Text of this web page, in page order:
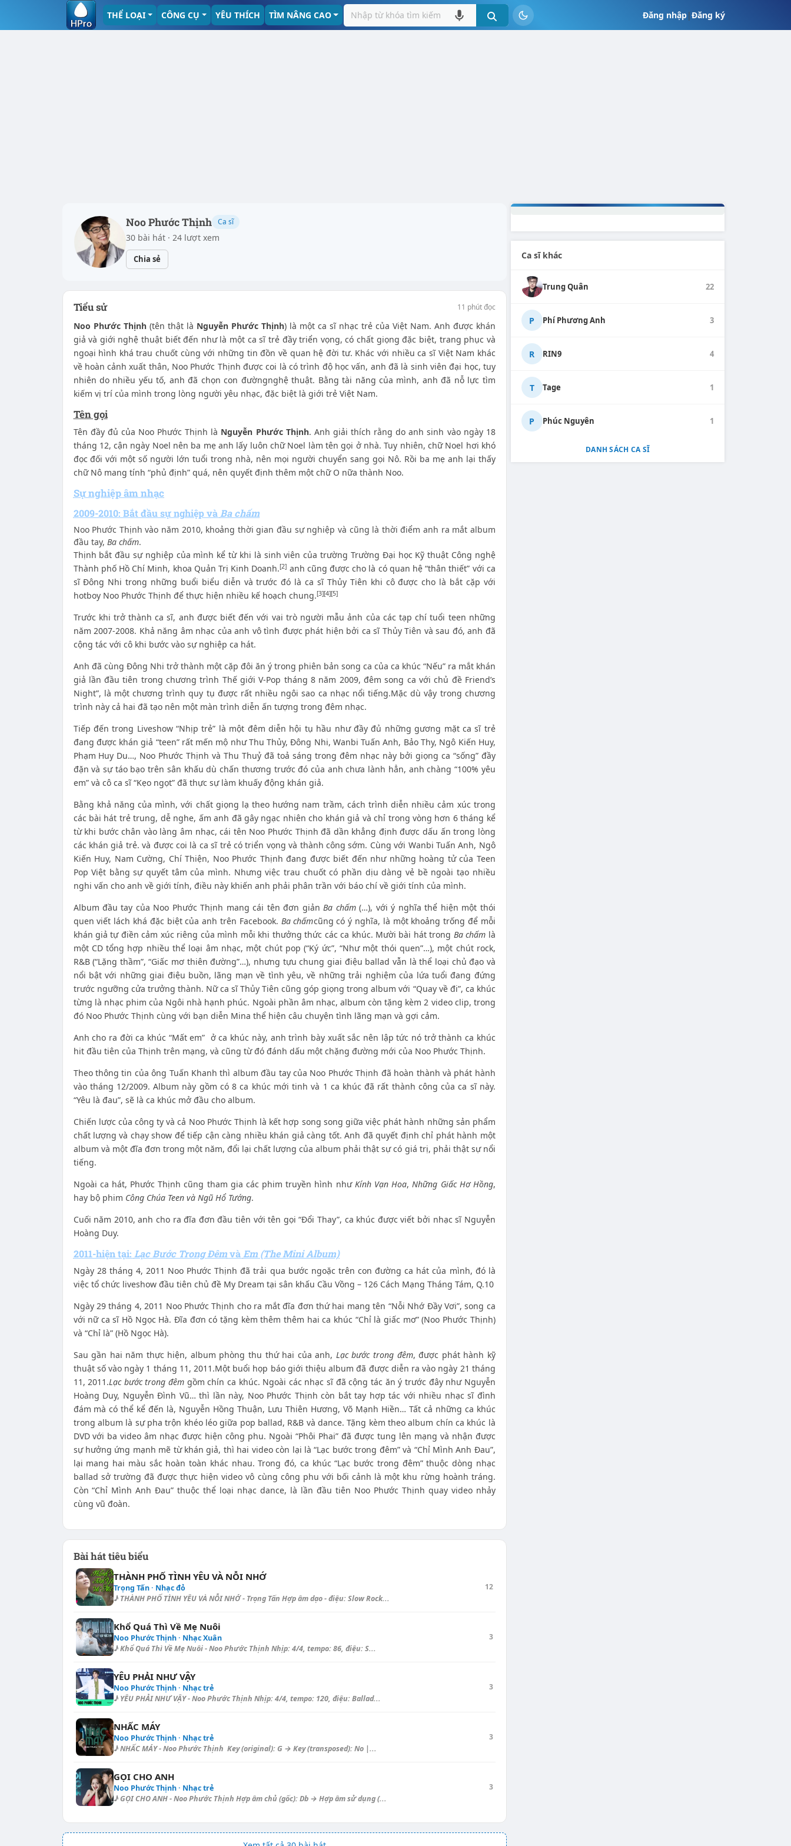
Đăng nhập|Đăng ký
THỂ LOẠI CÔNG CỤ YÊU THÍCH TÌM NÂNG CAO
Noo Phước Thịnh Ca sĩ
30 bài hát · 24 lượt xem
Chia sẻ
Tiểu sử 11 phút đọc
Noo Phước Thịnh(tên thật là Nguyễn Phước Thịnh) là một ca sĩ nhạc trẻ của Việt Nam. Anh được khán
giả và giới nghệ thuật biết đến như là một ca sĩ trẻ đầy triển vọng, có chất giọng đặc biệt, trang phục và
ngoại hình khá trau chuốt cùng với những tin đồn về quan hệ đời tư. Khác với nhiều ca sĩ Việt Nam khác
về hoàn cảnh xuất thân, Noo Phước Thịnh được coi là có trình độ học vấn, anh đã là sinh viên đại học, tuy
nhiên do nhiều yếu tố, anh đã chọn con đườngnghệ thuật. Bằng tài năng của mình, anh đã nỗ lực tìm
kiếm vị trí của mình trong lòng người yêu nhạc, đặc biệt là giới trẻ Việt Nam.
Tên gọi
Tên đầy đủ của Noo Phước Thịnh là Nguyễn Phước Thịnh. Anh giải thích rằng do anh sinh vào ngày 18
tháng 12, cận ngày Noel nên ba mẹ anh lấy luôn chữ Noel làm tên gọi ở nhà. Tuy nhiên, chữ Noel hơi khó
đọc đối với một số người lớn tuổi trong nhà, nên mọi người chuyển sang gọi Nô. Rồi ba mẹ anh lại thấy
chữ Nô mang tính “phủ định” quá, nên quyết định thêm một chữ O nữa thành Noo.
Sự nghiệp âm nhạc
2009-2010: Bắt đầu sự nghiệp và Ba chấm
Noo Phước Thịnh vào năm 2010, khoảng thời gian đầu sự nghiệp và cũng là thời điểm anh ra mắt album
đầu tay, Ba chấm.
Thịnh bắt đầu sự nghiệp của mình kể từ khi là sinh viên của trường Trường Đại học Kỹ thuật Công nghệ
Thành phố Hồ Chí Minh, khoa Quản Trị Kinh Doanh.[2] anh cũng được cho là có quan hệ “thân thiết” với ca
sĩ Đông Nhi trong những buổi biểu diễn và trước đó là ca sĩ Thủy Tiên khi cô được cho là bắt cặp với
hotboy Noo Phước Thịnh để thực hiện nhiều kế hoạch chung.[3][4][5]
Trước khi trở thành ca sĩ, anh được biết đến với vai trò người mẫu ảnh của các tạp chí tuổi teen những
năm 2007-2008. Khả năng âm nhạc của anh vô tình được phát hiện bởi ca sĩ Thủy Tiên và sau đó, anh đã
cộng tác với cô khi bước vào sự nghiệp ca hát.
Anh đã cùng Đông Nhi trở thành một cặp đôi ăn ý trong phiên bản song ca của ca khúc “Nếu” ra mắt khán
giả lần đầu tiên trong chương trình Thế giới V-Pop tháng 8 năm 2009, đêm song ca với chủ đề Friend’s
Night”, là một chương trình quy tụ được rất nhiều ngôi sao ca nhạc nổi tiếng.Mặc dù vậy trong chương
trình này cả hai đã tạo nên một màn trình diễn ấn tượng trong đêm nhạc.
Tiếp đến trong Liveshow “Nhịp trẻ” là một đêm diễn hội tụ hầu như đầy đủ những gương mặt ca sĩ trẻ
đang được khán giả “teen” rất mến mộ như Thu Thủy, Đông Nhi, Wanbi Tuấn Anh, Bảo Thy, Ngô Kiến Huy,
Phạm Huy Du…, Noo Phước Thịnh và Thu Thuỷ đã toả sáng trong đêm nhạc này bởi giọng ca “sống” đầy
đặn và sự táo bạo trên sân khấu dù chấn thương trước đó của anh chưa lành hẳn, anh chàng “100% yêu
em” và cô ca sĩ “Kẹo ngọt” đã thực sự làm khuấy động khán giả.
Bằng khả năng của mình, với chất giọng lạ theo hướng nam trầm, cách trình diễn nhiều cảm xúc trong
các bài hát trẻ trung, dễ nghe, ấm anh đã gây ngạc nhiên cho khán giả và chỉ trong vòng hơn 6 tháng kể
từ khi bước chân vào làng âm nhạc, cái tên Noo Phước Thịnh đã dần khẳng định được dấu ấn trong lòng
các khán giả trẻ. và được coi là ca sĩ trẻ có triển vọng và thành công sớm. Cùng với Wanbi Tuấn Anh, Ngô
Kiến Huy, Nam Cường, Chí Thiện, Noo Phước Thịnh đang được biết đến như những hoàng tử của Teen
Pop Việt bằng sự quyết tâm của mình. Nhưng việc trau chuốt có phần dịu dàng vẻ bề ngoài tạo nhiều
nghi vấn cho anh về giới tính, điều này khiến anh phải phân trần với báo chí về giới tính của mình.
Album đầu tay của Noo Phước Thịnh mang cái tên đơn giảnBa chấm(…), với ý nghĩa thể hiện một thói
quen viết lách khá đặc biệt của anh trên Facebook. Ba chấmcũng có ý nghĩa, là một khoảng trống để mỗi
khán giả tự điền cảm xúc riêng của mình mỗi khi thưởng thức các ca khúc. Mười bài hát trong Ba chấm là
một CD tổng hợp nhiều thể loại âm nhạc, một chút pop (“Ký ức”, “Như một thói quen”…), một chút rock,
R&B (“Lặng thầm”, “Giấc mơ thiên đường”…), nhưng tựu chung giai điệu ballad vẫn là thể loại chủ đạo và
nổi bật với những giai điệu buồn, lãng mạn về tình yêu, về những trải nghiệm của lứa tuổi đang đứng
trước ngưỡng cửa trưởng thành. Nữ ca sĩ Thủy Tiên cũng góp giọng trong album với “Quay về đi”, ca khúc
từng là nhạc phim của Ngôi nhà hạnh phúc. Ngoài phần âm nhạc, album còn tặng kèm 2 video clip, trong
đó Noo Phước Thịnh cùng với bạn diễn Mina thể hiện câu chuyện tình lãng mạn và gợi cảm.
Anh cho ra đời ca khúc “Mất em” ở ca khúc này, anh trình bày xuất sắc nên lập tức nó trở thành ca khúc
hit đầu tiên của Thịnh trên mạng, và cũng từ đó đánh dấu một chặng đường mới của Noo Phước Thịnh.
Theo thông tin của ông Tuấn Khanh thì album đầu tay của Noo Phước Thịnh đã hoàn thành và phát hành
vào tháng 12/2009. Album này gồm có 8 ca khúc mới tinh và 1 ca khúc đã rất thành công của ca sĩ này.
“Yêu là đau”, sẽ là ca khúc mở đầu cho album.
Chiến lược của công ty và cả Noo Phước Thịnh là kết hợp song song giữa việc phát hành những sản phẩm
chất lượng và chạy show để tiếp cận càng nhiều khán giả càng tốt. Anh đã quyết định chỉ phát hành một
album và một đĩa đơn trong một năm, đổi lại chất lượng của album phải thật sự có giá trị, phải thật sự nổi
tiếng.
Ngoài ca hát, Phước Thịnh cũng tham gia các phim truyền hình như Kính Vạn Hoa,Những Giấc Hơ Hồng,
hay bộ phim Công Chúa Teen và Ngũ Hổ Tướng.
Cuối năm 2010, anh cho ra đĩa đơn đầu tiên với tên gọi “Đổi Thay”, ca khúc được viết bởi nhạc sĩ Nguyễn
Hoàng Duy.
2011-hiện tại: Lạc Bước Trong Đêmvà Em (The Mini Album)
Ngày 28 tháng 4, 2011 Noo Phước Thịnh đã trải qua bước ngoặc trên con đường ca hát của mình, đó là
việc tổ chức liveshow đầu tiên chủ đề My Dream tại sân khấu Cầu Vồng – 126 Cách Mạng Tháng Tám, Q.10
Ngày 29 tháng 4, 2011 Noo Phước Thịnh cho ra mắt đĩa đơn thứ hai mang tên “Nỗi Nhớ Đầy Vơi”, song ca
với nữ ca sĩ Hồ Ngọc Hà. Đĩa đơn có tặng kèm thêm thêm hai ca khúc “Chỉ là giấc mơ” (Noo Phước Thịnh)
và “Chỉ là” (Hồ Ngọc Hà).
Sau gần hai năm thực hiện, album phòng thu thứ hai của anh, Lạc bước trong đêm, được phát hành kỹ
thuật số vào ngày 1 tháng 11, 2011.Một buổi họp báo giới thiệu album đã được diễn ra vào ngày 21 tháng
11, 2011.Lạc bước trong đêm gồm chín ca khúc. Ngoài các nhạc sĩ đã cộng tác ăn ý trước đây như Nguyễn
Hoàng Duy, Nguyễn Đình Vũ… thì lần này, Noo Phước Thịnh còn bắt tay hợp tác với nhiều nhạc sĩ đình
đám mà có thể kể đến là, Nguyễn Hồng Thuận, Lưu Thiên Hương, Võ Mạnh Hiền… Tất cả những ca khúc
trong album là sự pha trộn khéo léo giữa pop ballad, R&B và dance. Tặng kèm theo album chín ca khúc là
DVD với ba video âm nhạc được hiện công phu. Ngoài “Phôi Phai” đã được tung lên mạng và nhận được
sự hưởng ứng mạnh mẽ từ khán giả, thì hai video còn lại là “Lạc bước trong đêm” và “Chỉ Mình Anh Đau”,
lại mang hai màu sắc hoàn toàn khác nhau. Trong đó, ca khúc “Lạc bước trong đêm” thuộc dòng nhạc
ballad sở trường đã được thực hiện video vô cùng công phu với bối cảnh là một khu rừng hoành tráng.
Còn “Chỉ Mình Anh Đau” thuộc thể loại nhạc dance, là lần đầu tiên Noo Phước Thịnh quay video nhảy
cùng vũ đoàn.
Bài hát tiêu biểu
THÀNH PHỐ TÌNH YÊU VÀ NỖI NHỚ
Trọng Tấn · Nhạc đỏ
♪ THÀNH PHỐ TÌNH YÊU VÀ NỖI NHỚ - Trọng Tấn Hợp âm dạo - điệu: Slow Rock...
12
Khổ Quá Thì Về Mẹ Nuôi
Noo Phước Thịnh · Nhạc Xuân
♪ Khổ Quá Thì Về Mẹ Nuôi - Noo Phước Thịnh Nhịp: 4/4, tempo: 86, điệu: S...
3
YÊU PHẢI NHƯ VẬY
Noo Phước Thịnh · Nhạc trẻ
♪ YÊU PHẢI NHƯ VẬY - Noo Phước Thịnh Nhịp: 4/4, tempo: 120, điệu: Ballad...
3
NHẤC MÁY
Noo Phước Thịnh · Nhạc trẻ
♪ NHẤC MÁY - Noo Phước Thịnh Key (original): G → Key (transposed): No |...
3
GỌI CHO ANH
Noo Phước Thịnh · Nhạc trẻ
♪ GỌI CHO ANH - Noo Phước Thịnh Hợp âm chủ (gốc): Db → Hợp âm sử dụng (...
3
Ca sĩ khác
Trung Quân 22
P Phí Phương Anh 3
R RIN9 4
T Tage 1
P Phúc Nguyên 1
DANH SÁCH CA SĨ